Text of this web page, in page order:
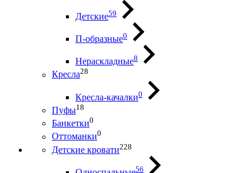
Детские59
П-образные0
Нераскладные8
Кресла28
Кресла-качалки0
Пуфы18
Банкетки0
Оттоманки0
Детские кровати228
56